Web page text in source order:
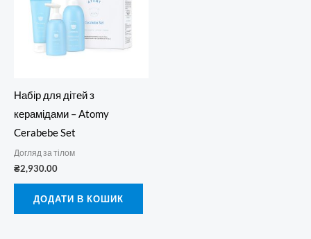
Набір для дітей з
керамідами – Atomy
Cerabebe Set
Догляд за тілом
₴2,930.00
ДОДАТИ В КОШИК